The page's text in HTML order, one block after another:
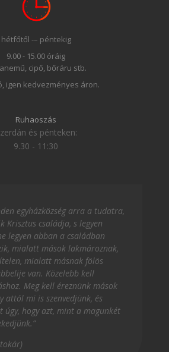
hétfőtől -– péntekig
9.00 - 15.00 óráig
cipő, bőráru stb.
igen kedvezményes áron.
Ruhaoszás
és pénteken:
9.30 - 11:30
egyházközség arra a tudatra,
Krisztus családja, s legyen
legyen abban a családban
mialatt mások lakmároznak,
mialatt másnak fölös
van. Közelebb kell
Meg kell éreznünk mások
attól mi is szenvedjünk, és
úgy, hogy azt, mint a magunkét